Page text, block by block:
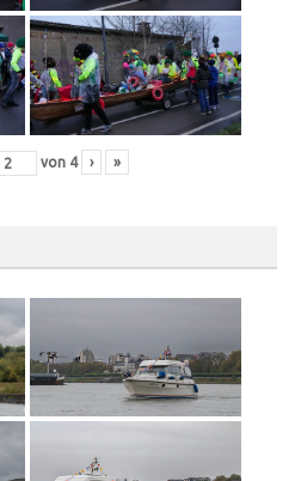
von 4 › »